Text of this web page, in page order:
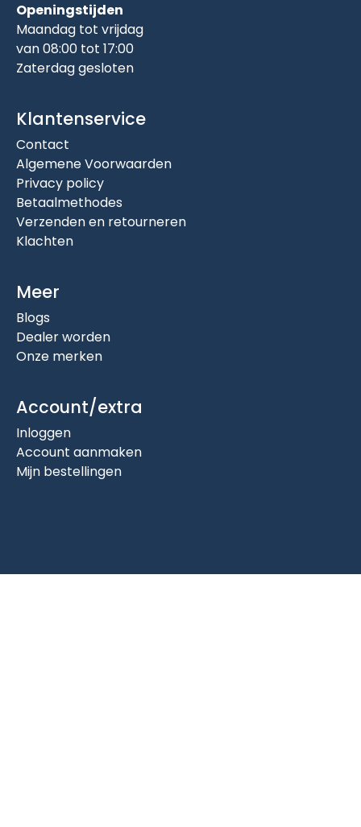
Openingstijden
Maandag tot vrijdag
van 08:00 tot 17:00
Zaterdag gesloten
Klantenservice
Contact
Algemene Voorwaarden
Privacy policy
Betaalmethodes
Verzenden en retourneren
Klachten
Meer
Blogs
Dealer worden
Onze merken
Account/extra
Inloggen
Account aanmaken
Mijn bestellingen